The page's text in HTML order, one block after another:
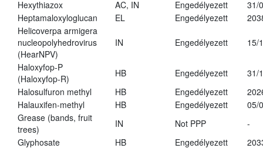
Hexythiazox
AC, IN Engedélyezett
31/
Heptamaloxyloglucan
EL Engedélyezett
Helicoverpa armigera
nucleopolyhedrovirus
(HearNPV)
IN Engedélyezett 15/
Haloxyfop-P
(Haloxyfop-R)
HB Engedélyezett
31/
Halosulfuron methyl
HB Engedélyezett
Halauxifen-methyl
HB Engedélyezett
05/
Grease (bands, fruit
trees)
IN Not PPP
-
Glyphosate
HB Engedélyezett